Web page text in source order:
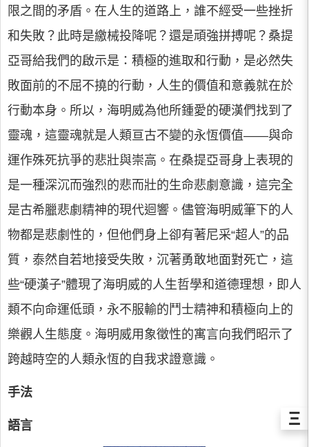
限之間的矛盾。在人生的道路上，誰不經受一些挫折
和失敗？此時是繳械投降呢？還是頑強拼搏呢？桑提
亞哥給我們的啟示是：積極的進取和行動，是必然失
敗面前的不屈不撓的行動，人生的價值和意義就在於
行動本身。所以，海明威為他所鍾愛的硬漢們找到了
靈魂，這靈魂就是人類亘古不變的永恆價值——與命
運作殊死抗爭的悲壯與崇高。在桑提亞哥身上表現的
是一種深沉而強烈的悲而壯的生命悲劇意識，這完全
是古希臘悲劇精神的現代迴響。儘管海明威筆下的人
物都是悲劇性的，但他們身上卻有著尼采“超人”的品
質，泰然自若地接受失敗，沉著勇敢地面對死亡，這
些“硬漢子”體現了海明威的人生哲學和道德理想，即人
類不向命運低頭，永不服輸的鬥士精神和積極向上的
樂觀人生態度。海明威用象徵性的寓言向我們昭示了
跨越時空的人類永恆的自我求證意識。
手法
語言 Ξ